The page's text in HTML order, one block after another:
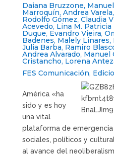
Daiana Bruzzone,
Marroquín, Andrea
Rodolfo Gómez, Claudia
Acevedo, Lina M. Patricia
Duque, Evandro Vieira,
Badenes, Malely Linares,
Julia Barba, Ramiro
Andrea Alvarado, Manuel
Cristancho, Lorena
FES Comunicación,
América «ha
sido y es hoy
una vital
plataforma de
sociales, políticos y
al avance del